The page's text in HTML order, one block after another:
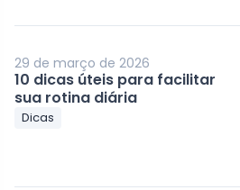
29 de março de 2026
10 dicas úteis para facilitar
sua rotina diária
Dicas